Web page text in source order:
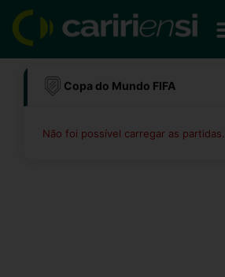
para
conteúdo
Copa do Mundo FIFA
Não foi possível carregar as partidas.